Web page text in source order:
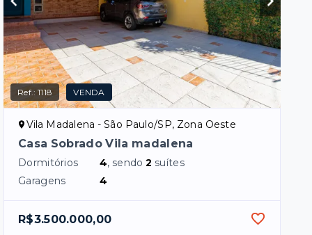
Ref.:1118 VENDA
Vila Madalena - São Paulo/SP, Zona Oeste
Casa Sobrado Vila madalena
Dormitórios 4, sendo2 suítes
Garagens
4
R$3.500.000,00